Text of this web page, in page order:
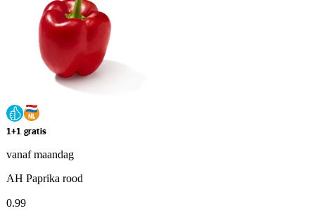
1+1 gratis
vanaf maandag
AH Paprika rood
0.99